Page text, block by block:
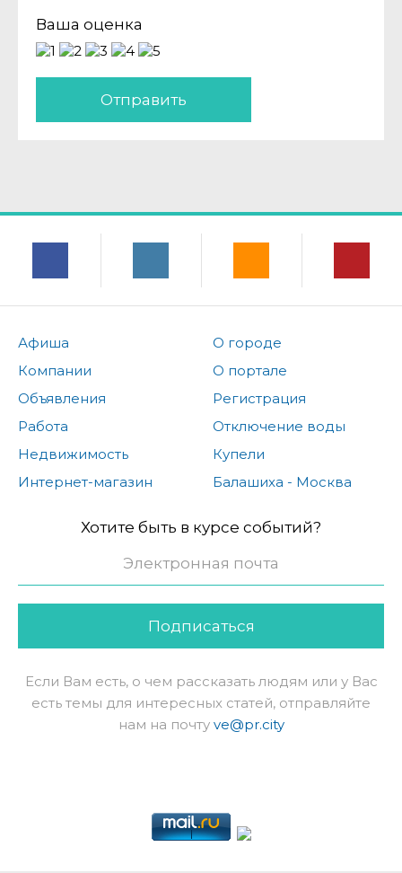
Ваша оценка
Отправить
Афиша
Компании
Объявления
Работа
Недвижимость
Интернет-магазин
О городе
О портале
Регистрация
Отключение воды
Купели
Балашиха - Москва
Хотите быть в курсе событий?
Подписаться
Если Вам есть, о чем рассказать людям или у Вас
есть темы для интересных статей, отправляйте
нам на почту ve@pr.city